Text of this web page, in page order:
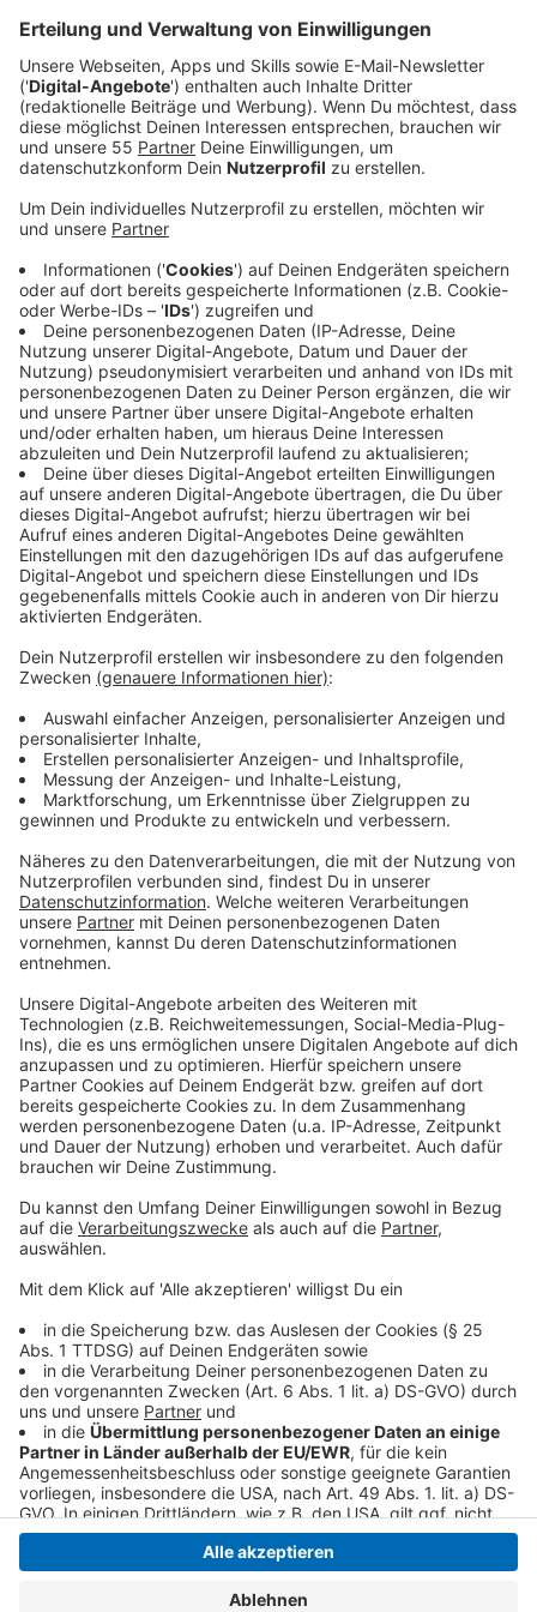
Anzeige
Am Montag (24. November 2025) war in Krefeld
deutlich mehr Polizei unterwegs als an normalen
Tagen. Zwischen 14 und 20 Uhr kontrollierten die
Beamten im gesamten Stadtgebiet verstärkt
Menschen und Fahrzeuge. Anlass war der landesweite
Kontrolltag der Polizei Nordrhein-Westfalen, der
regelmäßig vom Innenministerium organisiert wird. Ziel
ist es, Eigentumsdelikte wie Einbruch und Diebstahl
einzudämmen und potenzielle Täter durch sichtbare
Präsenz abzuschrecken.
Anzeige
Fahndung nach Diebesgut und auffälligen
Personen
Anzeige
Die Krefelder Polizei war gemeinsam mit Kräften der
Bereitschaftspolizei im Einsatz. Sie suchten gezielt
nach möglichem Diebesgut sowie nach verdächtigen
oder zur Fahndung ausgeschriebenen Personen.
Solche Aktionen sollen kriminelle Strukturen stören
Anzeige
Verkehrskontrollen: Alkohol, Drogen und
Rotlichtverstöße im Fokus
Anzeige
Auch im Straßenverkehr wurde streng kontrolliert. Die
Beamten achteten besonders auf die Fahrtüchtigkeit
von Verkehrsteilnehmenden, etwa auf Alkohol oder
Drogen am Steuer. Zusätzlich ahndeten sie Verstöße
wie das Überfahren roter Ampeln.
Anzeige
Anzeige